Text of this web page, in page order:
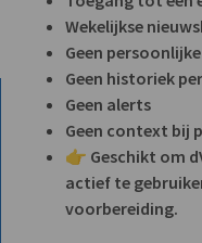
Wekelijkse
Geen
Geen historiek
Geen alerts
Geen context bij
👉 Geschikt om
actief te
voorbereiding.